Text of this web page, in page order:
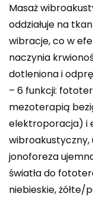
Masaż
oddziałuje na
wibracje, co w
naczynia
dotleniona i
– 6 funkcji:
mezoterapią
elektroporacja) i
wibroakustyczny,
jonoforeza
światła do
niebieskie,